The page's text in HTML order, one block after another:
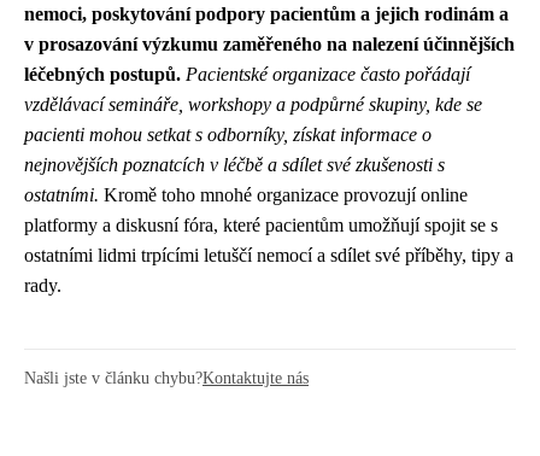
nemoci, poskytování podpory pacientům a jejich rodinám a
v prosazování výzkumu zaměřeného na nalezení účinnějších
léčebných postupů. Pacientské organizace často pořádají
vzdělávací semináře, workshopy a podpůrné skupiny, kde se
pacienti mohou setkat s odborníky, získat informace o
nejnovějších poznatcích v léčbě a sdílet své zkušenosti s
ostatními. Kromě toho mnohé organizace provozují online
platformy a diskusní fóra, které pacientům umožňují spojit se s
ostatními lidmi trpícími letuščí nemocí a sdílet své příběhy, tipy a
rady.
Našli jste v článku chybu?Kontaktujte nás